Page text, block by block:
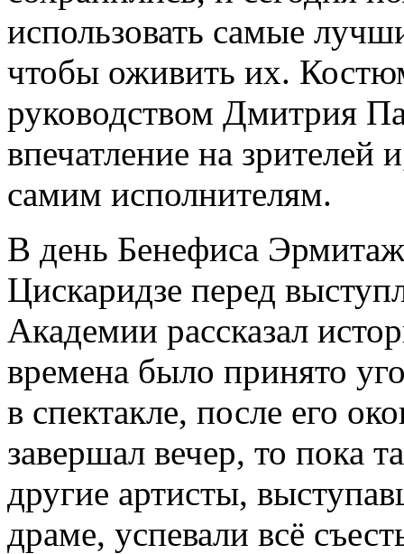
использовать самые
чтобы оживить их.
руководством Дмитрия
впечатление на зрителей
самим исполнителям.
В день Бенефиса
Цискаридзе перед
Академии рассказал
времена было принято
в спектакле, после его
завершал вечер, то пока
другие артисты,
драме, успевали всё